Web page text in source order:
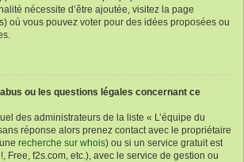
nécessite d’être ajoutée, visitez la page
où vous pouvez voter pour des idées proposées ou
ou les questions légales concernant ce
des administrateurs de la liste « L’équipe du
réponse alors prenez contact avec le propriétaire
recherche sur whois) ou si un service gratuit est
Free, f2s.com, etc.), avec le service de gestion ou